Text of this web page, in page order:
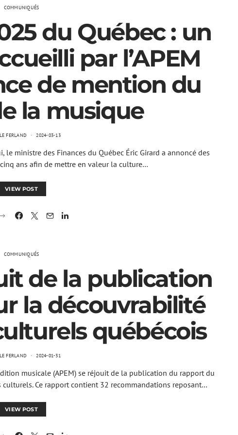
COMMUNIQUÉS
du Québec : un
par l’APEM
de mention du
la musique
FERLAND 2024-03-13
le ministre des Finances du Québec Éric Girard a annoncé des
ans afin de mettre en valeur la culture…
VIEW POST
COMMUNIQUÉS
de la publication
la découvrabilité
québécois
FERLAND 2024-01-31
musicale (APEM) se réjouit de la publication du rapport du
Ce rapport contient 32 recommandations reposant…
VIEW POST